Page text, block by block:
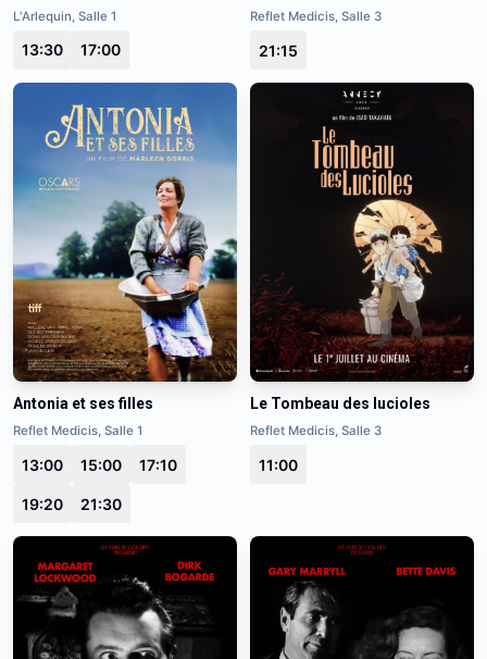
L'Arlequin, Salle 1
13:30 17:00
Reflet Medicis, Salle 3
21:15
Antonia et ses filles
Reflet Medicis, Salle 1
13:00 15:00 17:10
19:20 21:30
Le Tombeau des lucioles
Reflet Medicis, Salle 3
11:00